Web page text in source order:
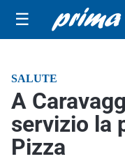
☰
SALUTE
A
servizio la
Pizza